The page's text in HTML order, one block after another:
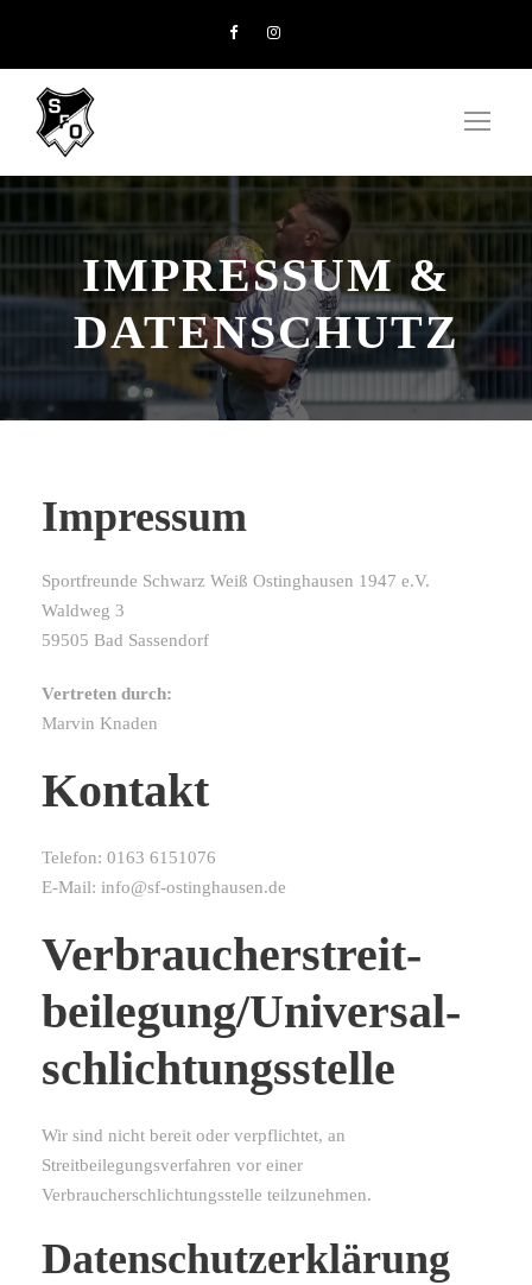
IMPRESSUM &
DATENSCHUTZ
Impressum
Sportfreunde Schwarz Weiß Ostinghausen 1947 e.V.
Waldweg 3
59505 Bad Sassendorf
Vertreten durch:
Marvin Knaden
Kontakt
Telefon: 0163 6151076
E-Mail: info@sf-ostinghausen.de
Verbraucher­streit­
beilegung/Universal­
schlichtungs­stelle
Wir sind nicht bereit oder verpflichtet, an
Streitbeilegungsverfahren vor einer
Verbraucherschlichtungsstelle teilzunehmen.
Datenschutz­erklärung